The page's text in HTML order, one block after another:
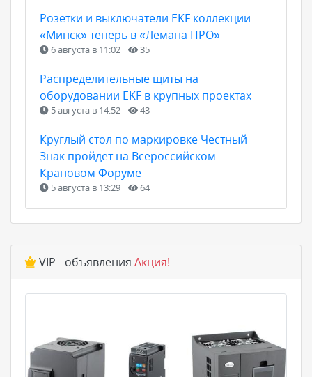
Розетки и выключатели EKF коллекции
«Минск» теперь в «Лемана ПРО»
6 августа в 11:02 35
Распределительные щиты на
оборудовании EKF в крупных проектах
5 августа в 14:52 43
Круглый стол по маркировке Честный
Знак пройдет на Всероссийском
Крановом Форуме
5 августа в 13:29 64
VIP - объявления Акция!